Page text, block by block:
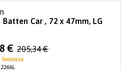
Batten Car , 72 x 47mm, LG
€ 205,34 €
limitata